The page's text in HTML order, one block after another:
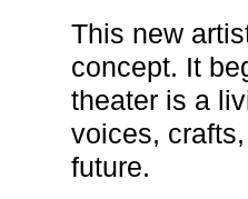
This new
concept. It
theater is a
voices,
future.